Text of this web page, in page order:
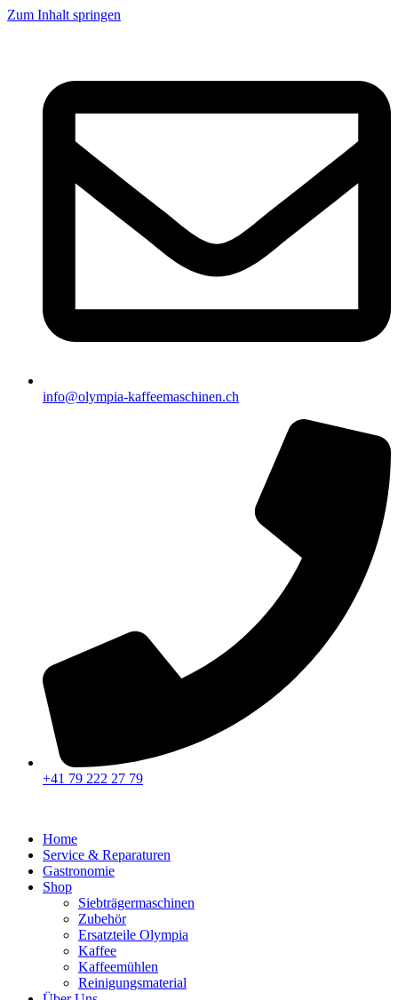
Zum Inhalt springen
info@olympia-kaffeemaschinen.ch
+41 79 222 27 79
Home
Service & Reparaturen
Gastronomie
Shop
Siebträgermaschinen
Zubehör
Ersatzteile Olympia
Kaffee
Kaffeemühlen
Reinigungsmaterial